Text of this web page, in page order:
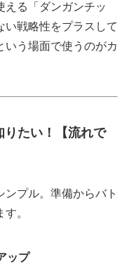
える「ダンガンチッ
い戦略性をプラスして
いう場面で使うのがカ
たい！【流れで
ンプル。準備からバト
。
ップ